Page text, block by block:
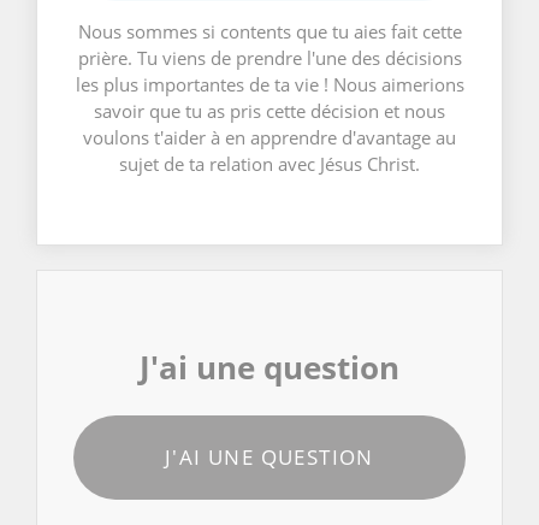
Nous sommes si contents que tu aies fait cette
prière. Tu viens de prendre l'une des décisions
les plus importantes de ta vie ! Nous aimerions
savoir que tu as pris cette décision et nous
voulons t'aider à en apprendre d'avantage au
sujet de ta relation avec Jésus Christ.
J'ai une question
J'AI UNE QUESTION